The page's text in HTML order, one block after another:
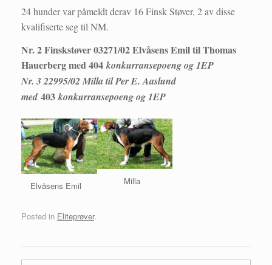
24 hunder var påmeldt derav 16 Finsk Støver, 2 av disse
kvalifiserte seg til NM.
Nr. 2 Finskstøver 03271/02 Elvåsens Emil til Thomas
Hauerberg med 404konkurransepoeng og 1EP
Nr. 3 22995/02 Milla til Per E. Aaslund
med 403konkurransepoeng og 1EP
Elvåsens Emil Milla
Posted in Eliteprøver.